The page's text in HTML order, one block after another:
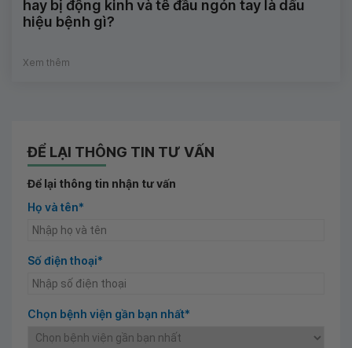
hay bị động kinh và tê đầu ngón tay là dấu
hiệu bệnh gì?
Xem thêm
ĐỂ LẠI THÔNG TIN TƯ VẤN
Để lại thông tin nhận tư vấn
Họ và tên*
Số điện thoại*
Chọn bệnh viện gần bạn nhất*